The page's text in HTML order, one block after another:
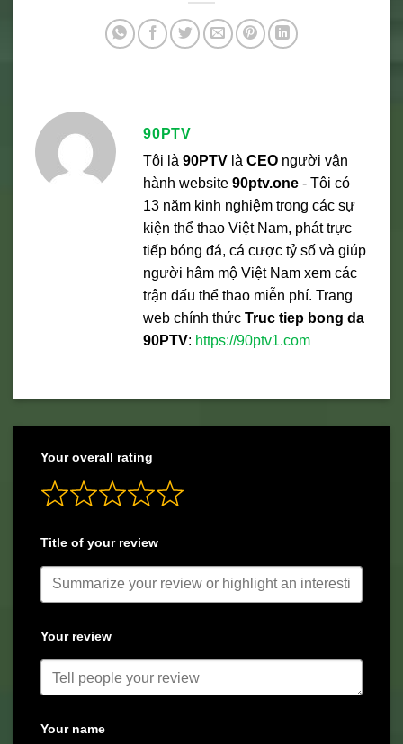
90PTV
Tôi là 90PTV là CEO người vận
hành website 90ptv.one - Tôi có
13 năm kinh nghiệm trong các sự
kiện thể thao Việt Nam, phát trực
tiếp bóng đá, cá cược tỷ số và giúp
người hâm mộ Việt Nam xem các
trận đấu thể thao miễn phí. Trang
web chính thức Truc tiep bong da
90PTV: https://90ptv1.com
Your overall rating
Title of your review
Your review
Your name